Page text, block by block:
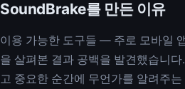
SoundBrake를 만든 이유
이용 가능한 도구들 — 주로 모바일
을 살펴본 결과 공백을 발견했습니
고 중요한 순간에 무언가를 알려주